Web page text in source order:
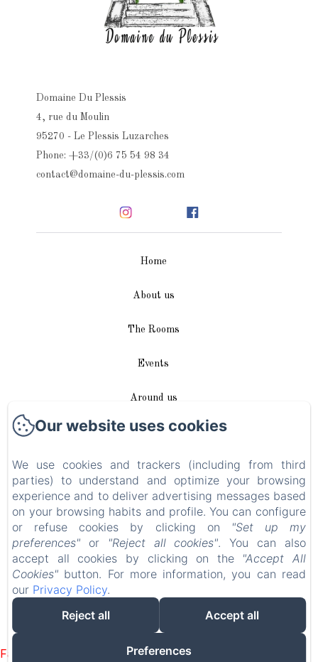
Domaine Du Plessis
4, rue du Moulin
95270 - Le Plessis Luzarches
Phone: +33/(0)6 75 54 98 34
contact@domaine-du-plessis.com
Home
About us
The Rooms
Events
Around us
Access / Contact
Plan du site
Blog
Legal notice
EN FR DE
Powered using Amenitiz
Failed to load BookingEngine/index: Loading chunk 1322
Our website uses cookies
We use cookies and trackers (including from third
parties) to understand and optimize your browsing
experience and to deliver advertising messages based
on your browsing habits and profile. You can configure
or refuse cookies by clicking on
"Set up my
preferences" or "Reject all cookies". You can also
accept all cookies by clicking on the "Accept All
Cookies" button. For more information, you can read
our Privacy Policy.
Reject all
Accept all
Preferences